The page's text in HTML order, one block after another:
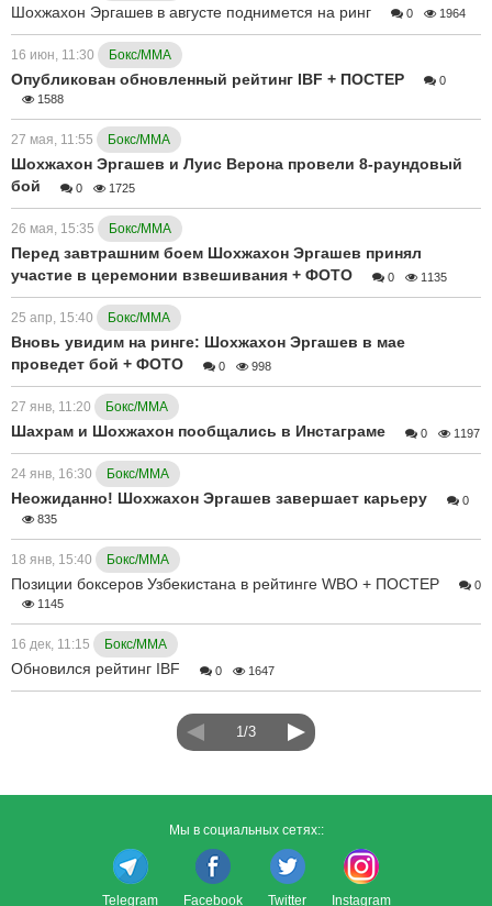
Шохжахон Эргашев в августе поднимется на ринг 0 1964
16 июн, 11:30 Бокс/ММА
Опубликован обновленный рейтинг IBF + ПОСТЕР
0
1588
27 мая, 11:55 Бокс/ММА
Шохжахон Эргашев и Луис Верона провели 8-раундовый
бой
0 1725
26 мая, 15:35 Бокс/ММА
Перед завтрашним боем Шохжахон Эргашев принял
участие в церемонии взвешивания + ФОТО
0 1135
25 апр, 15:40 Бокс/ММА
Вновь увидим на ринге: Шохжахон Эргашев в мае
проведет бой + ФОТО
0 998
27 янв, 11:20 Бокс/ММА
Шахрам и Шохжахон пообщались в Инстаграме 0 1197
24 янв, 16:30 Бокс/ММА
Неожиданно! Шохжахон Эргашев завершает карьеру
0
835
18 янв, 15:40 Бокс/ММА
Позиции боксеров Узбекистана в рейтинге WBО + ПОСТЕР
0
1145
16 дек, 11:15 Бокс/ММА
Обновился рейтинг IBF 0 1647
1/3
Мы в социальных сетях::
Telegram Facebook Twitter Instagram